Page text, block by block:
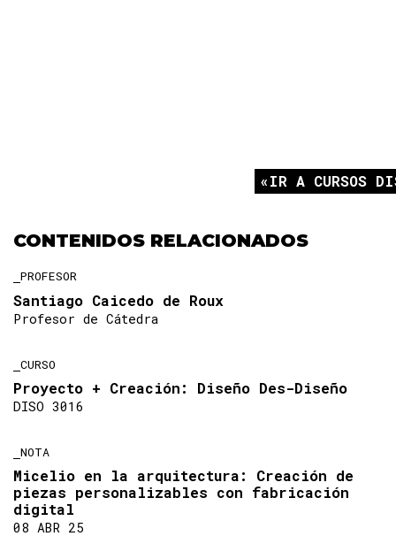
IR A CURSOS
CONTENIDOS RELACIONADOS
PROFESOR
Santiago Caicedo de Roux
Profesor de Cátedra
CURSO
Proyecto + Creación: Diseño Des-Diseño
DISO 3016
NOTA
Micelio en la arquitectura: Creación de
piezas personalizables con fabricación
digital
08 ABR 25